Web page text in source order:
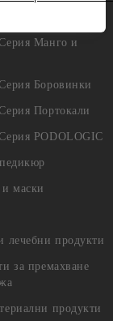
Манго и
Боровинки
Портокали
PODOLOGIC
и маски
лечебни продукти
за премахване
продукти